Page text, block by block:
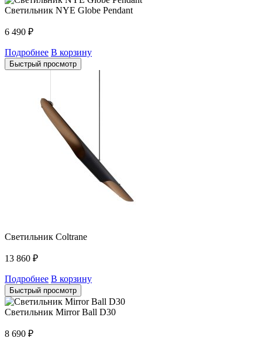
Светильник NYE Globe Pendant
6 490 ₽
Подробнее В корзину
Быстрый просмотр
Светильник Coltrane
13 860 ₽
Подробнее В корзину
Быстрый просмотр
Светильник Mirror Ball D30
8 690 ₽